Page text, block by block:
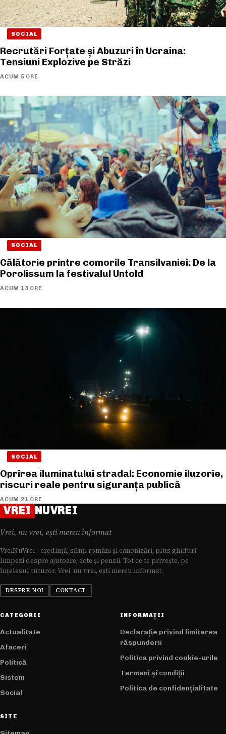
SOCIAL
Recrutări Forțate și Abuzuri în Ucraina:
Tensiuni Explozive pe Străzi
ACUM 5 ORE
SOCIAL
Călătorie printre comorile Transilvaniei: De la
Porolissum la festivalul Untold
ACUM 13 ORE
SOCIAL
Oprirea iluminatului stradal: Economie iluzorie,
riscuri reale pentru siguranța publică
ACUM 21 ORE
VREI NUVREI
Vrei, nu vrei, ești mereu informat
VreiNuVrei - credință, sfinți români și canonizări, plus ghiduri
limpezi despre ajutoare, acte și pensii. Tot ce te privește, pe
înțelesul tuturor. Vrei, nu vrei, ești mereu informat.
DESPRE NOI CONTACT
CATEGORII
Actualitate
Afaceri
Politică
Sistem
Social
INFORMAȚII
Declarație privind limitarea
răspunderii
Politica privind cookie-urile
Termeni și condiții
Politica de confidențialitate
SITE